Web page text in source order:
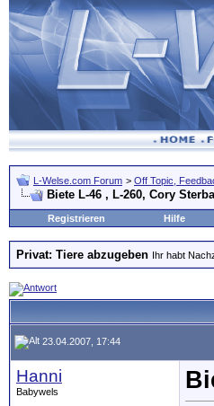
L-Welse.com Forum > Off Topic,
Biete L-46 , L-260, Cory
Registrieren Hilfe
Privat: Tiere abzugeben Ihr habt
23.04.2007, 17:44
Hanni
Babywels